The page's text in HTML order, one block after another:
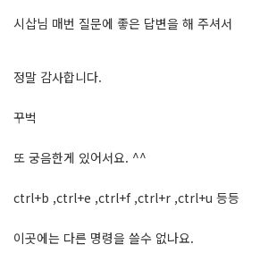
시삽님 매번 질문에 좋은 답변을 해 주셔서
정말 감사합니다.
꾸벅
또 궁음한게 있어서요. ^^
ctrl+b ,ctrl+e ,ctrl+f ,ctrl+r ,ctrl+u 등등
이곳에는 다른 명령을 쓸수 없나요.